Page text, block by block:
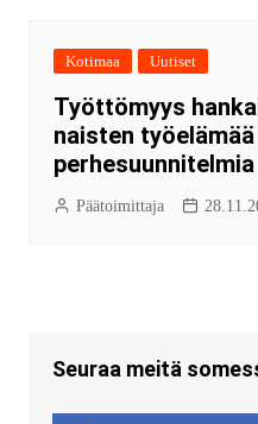
Kotimaa Uutiset
Työttömyys
naisten
perhesuunnitelmia
Päätoimittaja
Seuraa meitä